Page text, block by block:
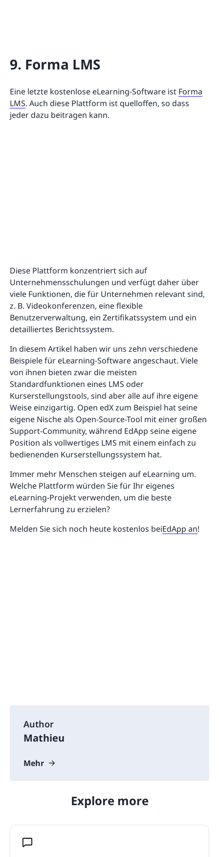
9. Forma LMS
Eine letzte kostenlose eLearning-Software ist Forma
LMS. Auch diese Plattform ist quelloffen, so dass
jeder dazu beitragen kann.
Diese Plattform konzentriert sich auf
Unternehmensschulungen und verfügt daher über
viele Funktionen, die für Unternehmen relevant sind,
z. B. Videokonferenzen, eine flexible
Benutzerverwaltung, ein Zertifikatssystem und ein
detailliertes Berichtssystem.
In diesem Artikel haben wir uns zehn verschiedene
Beispiele für eLearning-Software angeschaut. Viele
von ihnen bieten zwar die meisten
Standardfunktionen eines LMS oder
Kurserstellungstools, sind aber alle auf ihre eigene
Weise einzigartig. Open edX zum Beispiel hat seine
eigene Nische als Open-Source-Tool mit einer großen
Support-Community, während EdApp seine eigene
Position als vollwertiges LMS mit einem einfach zu
bedienenden Kurserstellungssystem hat.
Immer mehr Menschen steigen auf eLearning um.
Welche Plattform würden Sie für Ihr eigenes
eLearning-Projekt verwenden, um die beste
Lernerfahrung zu erzielen?
Melden Sie sich noch heute kostenlos beiEdApp an!
Author
Mathieu
Mehr
Explore more